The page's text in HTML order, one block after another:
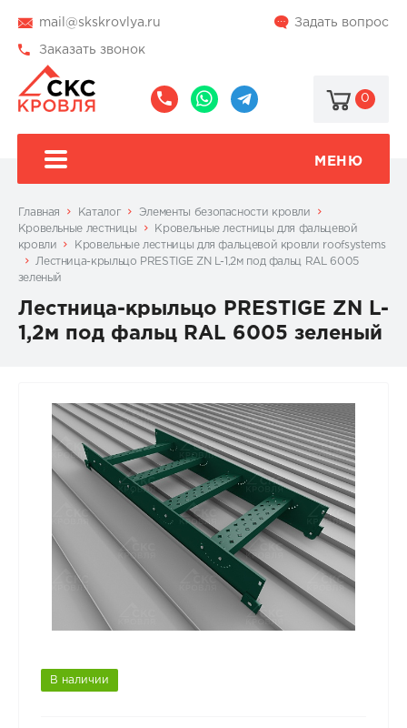
mail@skskrovlya.ru Задать вопрос
Заказать звонок
0
МЕНЮ
Главная Каталог
Элементы безопасности кровли
Кровельные лестницы
Кровельные лестницы для фальцевой
кровли
Кровельные лестницы для фальцевой кровли roofsystems
Лестница-крыльцо PRESTIGE ZN L-1,2м под фальц RAL 6005
зеленый
Лестница-крыльцо PRESTIGE ZN L-
1,2м под фальц RAL 6005 зеленый
В наличии